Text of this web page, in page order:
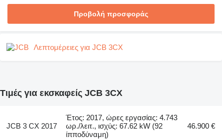
Προβολή προσφοράς
Λεπτομέρειες για JCB 3CX
Τιμές για εκσκαφείς JCB 3CX
JCB 3 CX 2017
Έτος: 2017, ώρες εργασίας: 4.743
ωρ./λειτ., ισχύς: 67.62 kW (92
ίπποδύναμη)
46.900 €